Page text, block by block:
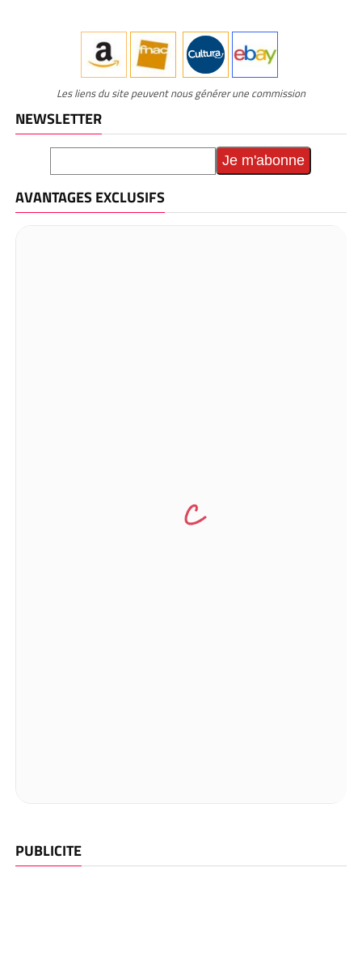
Les liens du site peuvent nous générer une commission
NEWSLETTER
AVANTAGES EXCLUSIFS
PUBLICITE